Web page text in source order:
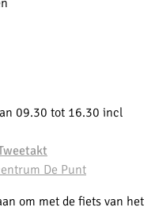
09.30 tot 16.30 incl
De Punt
om met de fiets van het